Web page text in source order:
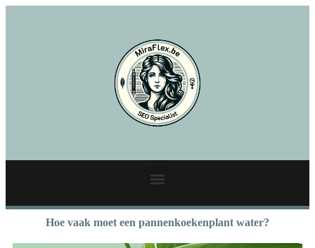
Hoe vaak moet een pannenkoekenplant water?